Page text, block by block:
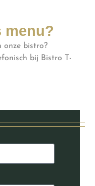
menu?
onze bistro?
bij Bistro T-